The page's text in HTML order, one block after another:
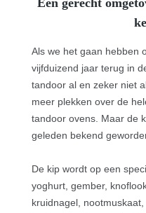
Een gerecht
Als we het gaan hebben
vijfduizend jaar terug in
tandoor al en zeker niet
meer plekken over de
tandoor ovens. Maar de
geleden bekend
De kip wordt op een
yoghurt, gember,
kruidnagel,